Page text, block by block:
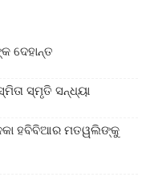
ଦେହାନ୍ତ
ସ୍ମୃତି ସନ୍ଧ୍ୟା
ହବିବିଆର ମତୱଲିଙ୍କୁ